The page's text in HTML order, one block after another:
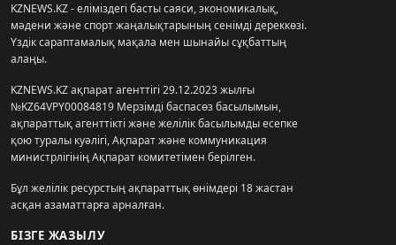
KZNEWS.KZ - еліміздегі басты саяси, экономикалық,
мәдени және спорт жаңалықтарының сенімді дереккөзі.
Үздік сараптамалық мақала мен шынайы сұқбаттың
алаңы.
KZNEWS.KZ ақпарат агенттігі 29.12.2023 жылғы
№KZ64VPY00084819 Мерзімді баспасөз басылымын,
ақпараттық агенттікті және желілік басылымды есепке
қою туралы куәлігі, Ақпарат және коммуникация
министрлігінің Ақпарат комитетімен берілген.
Бұл желілік ресурстың ақпараттық өнімдері 18 жастан
асқан азаматтарға арналған.
БІЗГЕ ЖАЗЫЛУ